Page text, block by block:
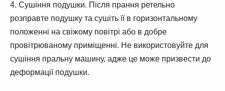
4. Сушіння подушки. Після прання ретельно
розправте подушку та сушіть її в горизонтальному
положенні на свіжому повітрі або в добре
провітрюваному приміщенні. Не використовуйте для
сушіння пральну машину, адже це може призвести до
деформації подушки.